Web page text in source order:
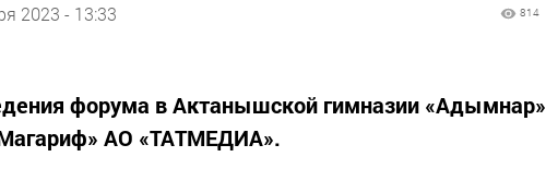
2023 - 13:33 814
форума в Актанышской гимназии «Адымнар»
АО «ТАТМЕДИА».